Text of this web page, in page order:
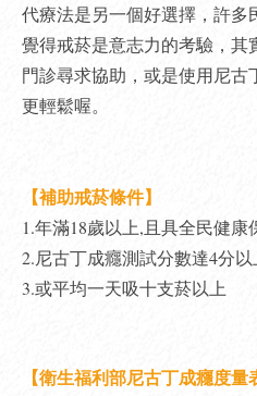
代療法是另一個好選擇，許多
覺得戒菸是意志力的考驗，其
門診尋求協助，或是使用尼
更輕鬆喔。
【補助戒菸條件】
1.年滿18歲以上,且具全民健康
2.尼古丁成癮測試分數達4分以
3.或平均一天吸十支菸以上
【衛生福利部尼古丁成癮度量